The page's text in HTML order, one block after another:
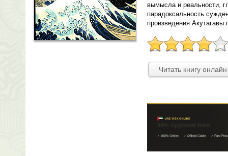
вымысла и реальности,
парадоксальность
произведения
Читать книгу